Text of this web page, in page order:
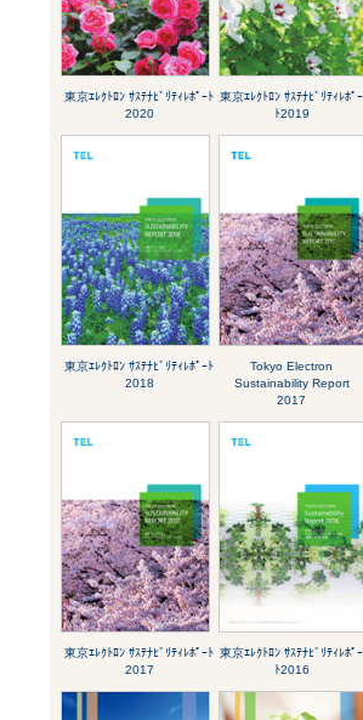
東京ｴﾚｸﾄﾛﾝ ｻｽﾃﾅﾋﾞﾘﾃｨﾚﾎﾟｰﾄ
2020
東京ｴﾚｸﾄﾛﾝ ｻｽﾃﾅﾋﾞﾘﾃｨﾚﾎﾟｰ
ﾄ2019
東京ｴﾚｸﾄﾛﾝ ｻｽﾃﾅﾋﾞﾘﾃｨﾚﾎﾟｰﾄ
2018
Tokyo Electron
Sustainability Report
2017
東京ｴﾚｸﾄﾛﾝ ｻｽﾃﾅﾋﾞﾘﾃｨﾚﾎﾟｰﾄ
2017
東京ｴﾚｸﾄﾛﾝ ｻｽﾃﾅﾋﾞﾘﾃｨﾚﾎﾟｰ
ﾄ2016